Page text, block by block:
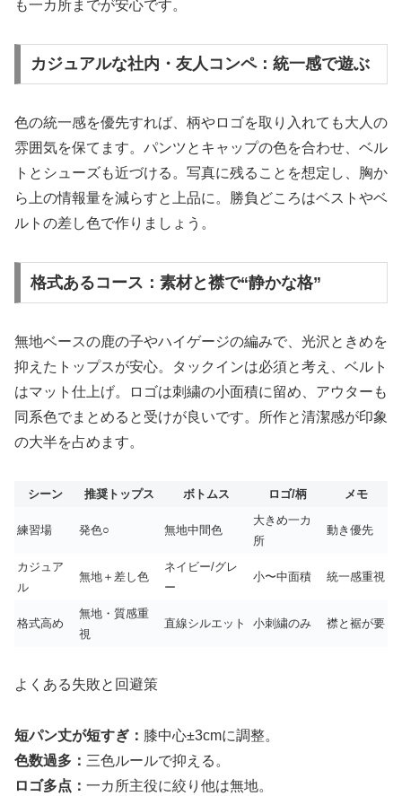
も一カ所までが安心です。
カジュアルな社内・友人コンペ：統一感で遊ぶ
色の統一感を優先すれば、柄やロゴを取り入れても大人の
雰囲気を保てます。パンツとキャップの色を合わせ、ベル
トとシューズも近づける。写真に残ることを想定し、胸か
ら上の情報量を減らすと上品に。勝負どころはベストやベ
ルトの差し色で作りましょう。
格式あるコース：素材と襟で“静かな格”
無地ベースの鹿の子やハイゲージの編みで、光沢ときめを
抑えたトップスが安心。タックインは必須と考え、ベルト
はマット仕上げ。ロゴは刺繍の小面積に留め、アウターも
同系色でまとめると受けが良いです。所作と清潔感が印象
の大半を占めます。
シーン 推奨トップス ボトムス ロゴ/柄 メモ
練習場 発色○ 無地中間色
大きめ一カ
所
動き優先
カジュア
ル
無地＋差し色
ネイビー/グレ
ー
小〜中面積 統一感重視
格式高め
無地・質感重
視
直線シルエット 小刺繍のみ 襟と裾が要
よくある失敗と回避策
短パン丈が短すぎ： 膝中心±3cmに調整。
色数過多： 三色ルールで抑える。
ロゴ多点： 一カ所主役に絞り他は無地。